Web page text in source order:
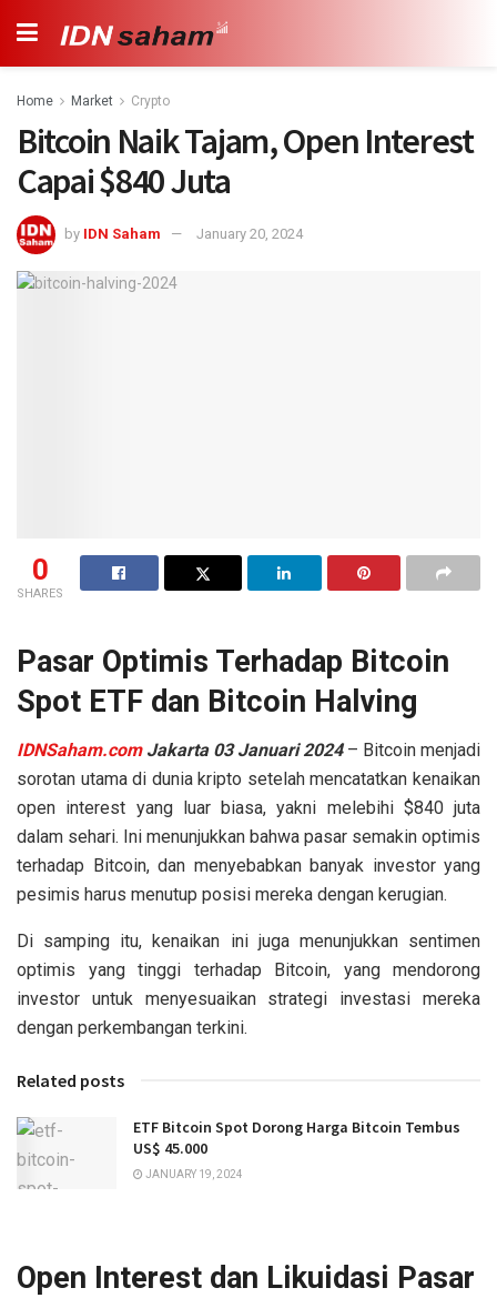
Home Market Crypto
Bitcoin Naik Tajam, Open Interest
Capai $840 Juta
by IDN Saham January 20, 2024
0
SHARES
Pasar Optimis Terhadap Bitcoin
Spot ETF dan Bitcoin Halving
IDNSaham.com Jakarta 03 Januari 2024– Bitcoin menjadi
sorotan utama di dunia kripto setelah mencatatkan kenaikan
open interest yang luar biasa, yakni melebihi $840 juta
dalam sehari. Ini menunjukkan bahwa pasar semakin optimis
terhadap Bitcoin, dan menyebabkan banyak investor yang
pesimis harus menutup posisi mereka dengan kerugian.
Di samping itu, kenaikan ini juga menunjukkan sentimen
optimis yang tinggi terhadap Bitcoin, yang mendorong
investor untuk menyesuaikan strategi investasi mereka
dengan perkembangan terkini.
Related posts
ETF Bitcoin Spot Dorong Harga Bitcoin Tembus
US$ 45.000
JANUARY 19, 2024
Open Interest dan Likuidasi Pasar